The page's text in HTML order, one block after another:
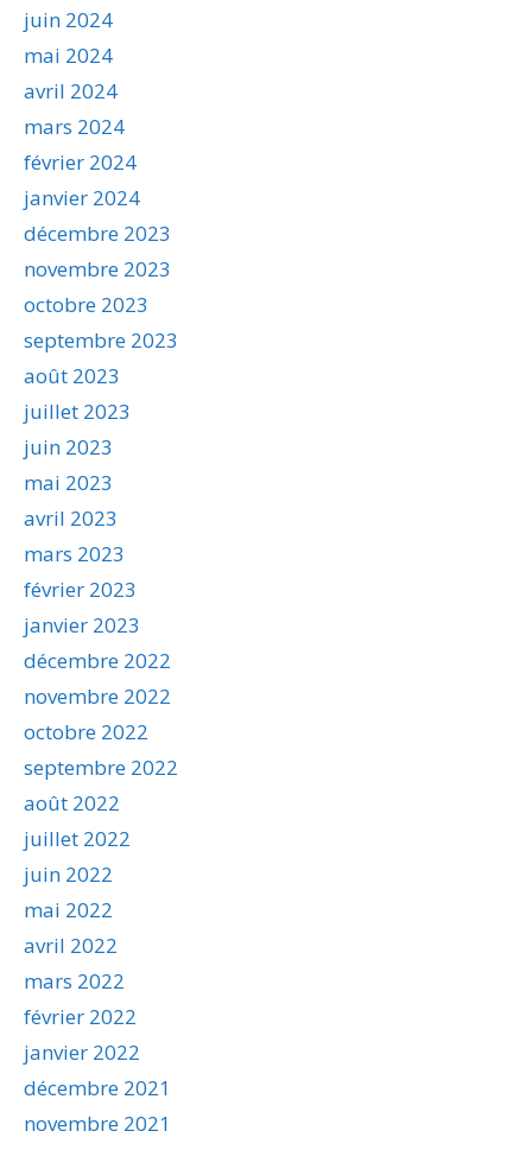
juin 2024
mai 2024
avril 2024
mars 2024
février 2024
janvier 2024
décembre 2023
novembre 2023
octobre 2023
septembre 2023
août 2023
juillet 2023
juin 2023
mai 2023
avril 2023
mars 2023
février 2023
janvier 2023
décembre 2022
novembre 2022
octobre 2022
septembre 2022
août 2022
juillet 2022
juin 2022
mai 2022
avril 2022
mars 2022
février 2022
janvier 2022
décembre 2021
novembre 2021